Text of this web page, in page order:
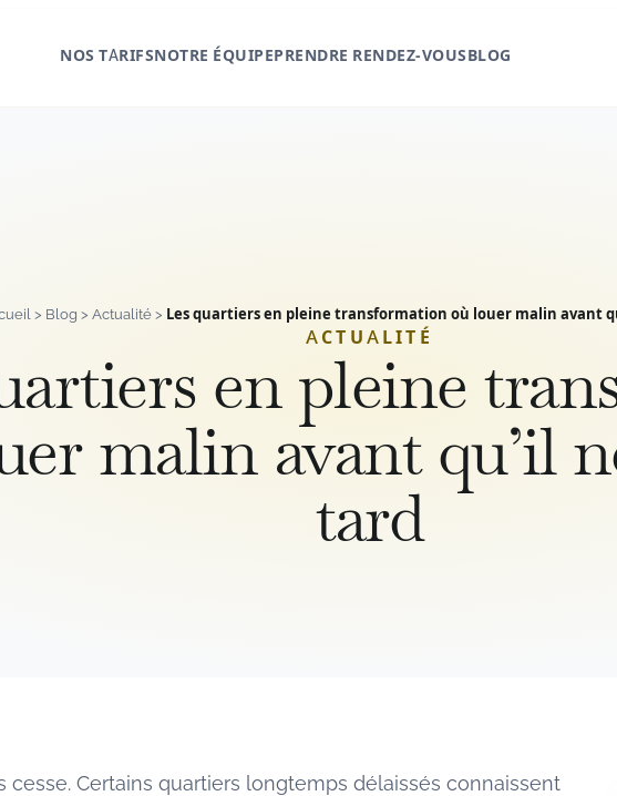
NOS TARIFSNOTRE ÉQUIPEPRENDRE RENDEZ-VOUSBLOG
> Blog > Actualité > Les quartiers en pleine transformation où louer malin avant
ACTUALITÉ
en pleine
malin avant qu’il
tard
Certains quartiers longtemps délaissés connaissent